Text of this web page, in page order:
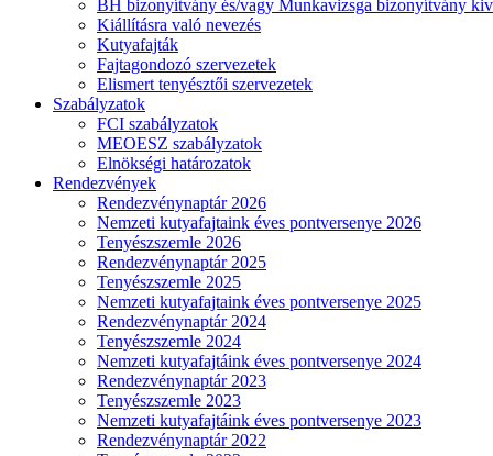
BH bizonyítvány és/vagy Munkavizsga bizonyítvány
Kiállításra való nevezés
Kutyafajták
Fajtagondozó szervezetek
Elismert tenyésztői szervezetek
Szabályzatok
FCI szabályzatok
MEOESZ szabályzatok
Elnökségi határozatok
Rendezvények
Rendezvénynaptár 2026
Nemzeti kutyafajtaink éves pontversenye 2026
Tenyészszemle 2026
Rendezvénynaptár 2025
Tenyészszemle 2025
Nemzeti kutyafajtaink éves pontversenye 2025
Rendezvénynaptár 2024
Tenyészszemle 2024
Nemzeti kutyafajtáink éves pontversenye 2024
Rendezvénynaptár 2023
Tenyészszemle 2023
Nemzeti kutyafajtáink éves pontversenye 2023
Rendezvénynaptár 2022